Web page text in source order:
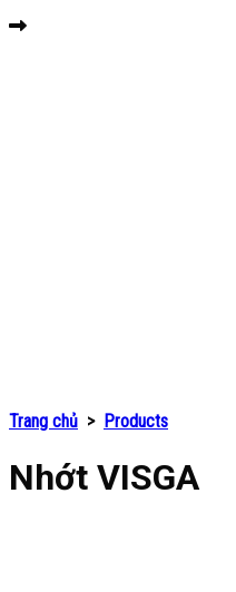
Trang chủ > Products
Nhớt VISGA